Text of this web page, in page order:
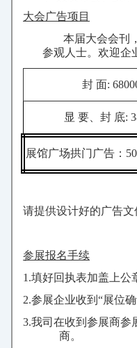
大会广告项目
本届大会会刊
参观人士。欢迎企
封 面:
显 要、封 底:
展馆广场拱门广告：
请提供设计好的广告
参展报名手续
1.填好回执表加盖上公
2.参展企业收到“展位
3.我司在收到参展商参
商。